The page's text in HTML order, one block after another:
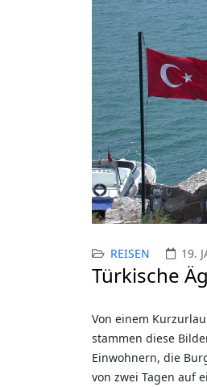
REISEN 19.
Türkische
Von einem
stammen diese
Einwohnern, die
von zwei Tagen auf